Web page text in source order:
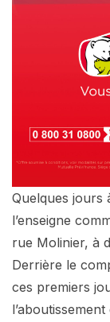
Quelques jours
l’enseigne
rue Molinier, à
Derrière le
ces premiers